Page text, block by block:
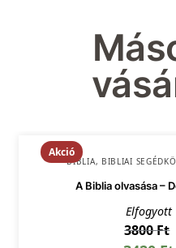
Akció
BIBLIA, BIBLIAI
A Biblia olvasása –
Elfogyott
3800Ft